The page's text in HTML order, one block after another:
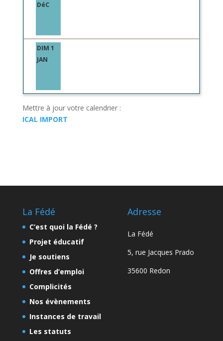
DéC
DIM 1
JAN
Mettre à jour votre calendrier :
ICAL IMPORT
La Fédé
C’est quoi la Fédé ?
Projet éducatif
Je soutiens
Offres d’emploi
Complicités
Nos évènements
Instances de travail
Les statuts
Adresse
La Fédé
5, rue Jacques Prado
35600 Redon